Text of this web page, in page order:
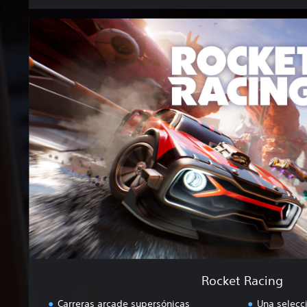
c
k
e
R
a
c
i
n
g
Rocket Racing
Carreras arcade supersónicas Una